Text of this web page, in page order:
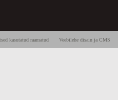
Veebilehe disain ja CMS
kasutatud raamatud